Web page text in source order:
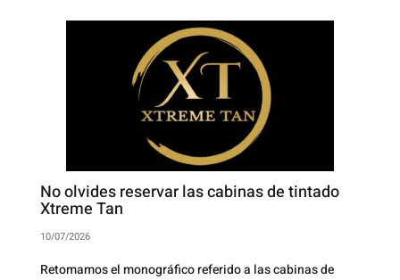
No olvides reservar las cabinas de tintado
Xtreme Tan
10/07/2026
Retomamos el monográfico referido a las cabinas de